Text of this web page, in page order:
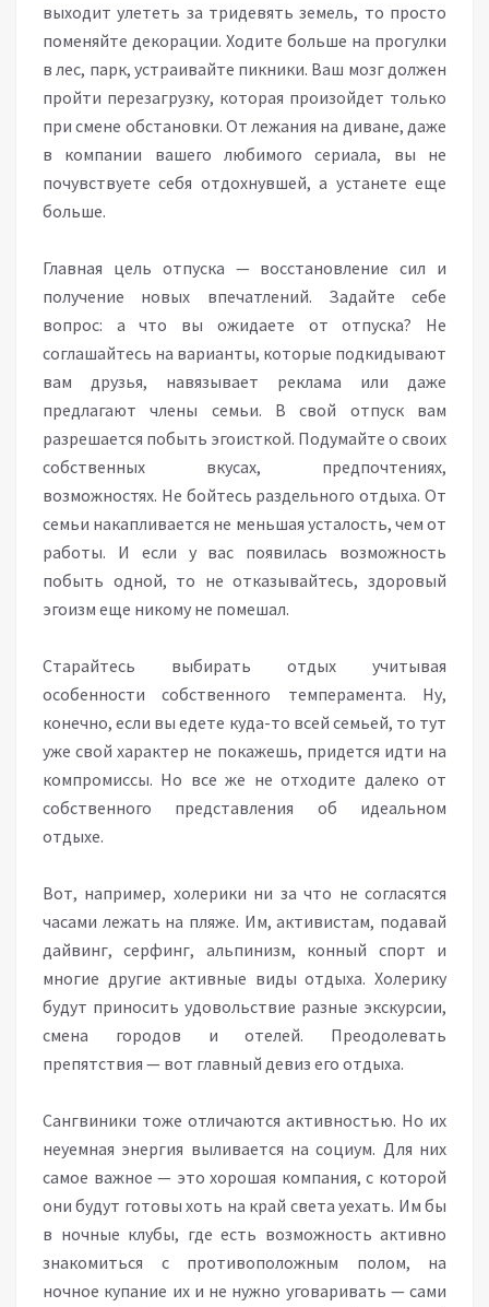
выходит улететь за тридевять земель, то просто
поменяйте декорации. Ходите больше на прогулки
в лес, парк, устраивайте пикники. Ваш мозг должен
пройти перезагрузку, которая произойдет только
при смене обстановки. От лежания на диване, даже
в компании вашего любимого сериала, вы не
почувствуете себя отдохнувшей, а устанете еще
больше.
Главная цель отпуска — восстановление сил и
получение новых впечатлений. Задайте себе
вопрос: а что вы ожидаете от отпуска? Не
соглашайтесь на варианты, которые подкидывают
вам друзья, навязывает реклама или даже
предлагают члены семьи. В свой отпуск вам
разрешается побыть эгоисткой. Подумайте о своих
собственных вкусах, предпочтениях,
возможностях. Не бойтесь раздельного отдыха. От
семьи накапливается не меньшая усталость, чем от
работы. И если у вас появилась возможность
побыть одной, то не отказывайтесь, здоровый
эгоизм еще никому не помешал.
Старайтесь выбирать отдых учитывая
особенности собственного темперамента. Ну,
конечно, если вы едете куда-то всей семьей, то тут
уже свой характер не покажешь, придется идти на
компромиссы. Но все же не отходите далеко от
собственного представления об идеальном
отдыхе.
Вот, например, холерики ни за что не согласятся
часами лежать на пляже. Им, активистам, подавай
дайвинг, серфинг, альпинизм, конный спорт и
многие другие активные виды отдыха. Холерику
будут приносить удовольствие разные экскурсии,
смена городов и отелей. Преодолевать
препятствия — вот главный девиз его отдыха.
Сангвиники тоже отличаются активностью. Но их
неуемная энергия выливается на социум. Для них
самое важное — это хорошая компания, с которой
они будут готовы хоть на край света уехать. Им бы
в ночные клубы, где есть возможность активно
знакомиться с противоположным полом, на
ночное купание их и не нужно уговаривать — сами